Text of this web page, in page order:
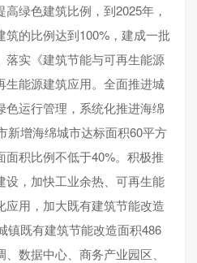
绿色建筑比例，到2025年，
的比例达到100%，建成一批
落实《建筑节能与可再生能源
生能源建筑应用。全面推进城
运行管理，系统化推进海绵
新增海绵城市达标面积60平方
积比例不低于40%。积极推
设，加快工业余热、可再生能
用，加大既有建筑节能改造
镇既有建筑节能改造面积486
数据中心、商务产业园区、